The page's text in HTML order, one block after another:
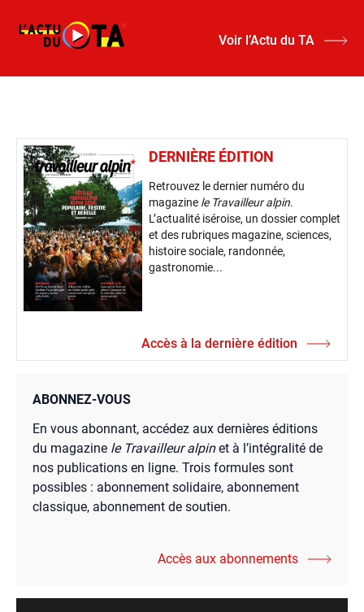
Voir l’Actu du TA
DERNIÈRE ÉDITION
Retrouvez le dernier numéro du
magazine le Travailleur alpin.
L’actualité iséroise, un dossier complet
et des rubriques magazine, sciences,
histoire sociale, randonnée,
gastronomie...
Accès à la dernière édition
ABONNEZ-VOUS
En vous abonnant, accédez aux dernières éditions
du magazine le Travailleur alpinet à l’intégralité de
nos publications en ligne. Trois formules sont
possibles : abonnement solidaire, abonnement
classique, abonnement de soutien.
Accès aux abonnements